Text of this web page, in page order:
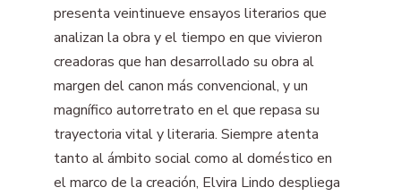
presenta veintinueve ensayos literarios que
analizan la obra y el tiempo en que vivieron
creadoras que han desarrollado su obra al
margen del canon más convencional, y un
magnífico autorretrato en el que repasa su
trayectoria vital y literaria. Siempre atenta
tanto al ámbito social como al doméstico en
el marco de la creación, Elvira Lindo despliega